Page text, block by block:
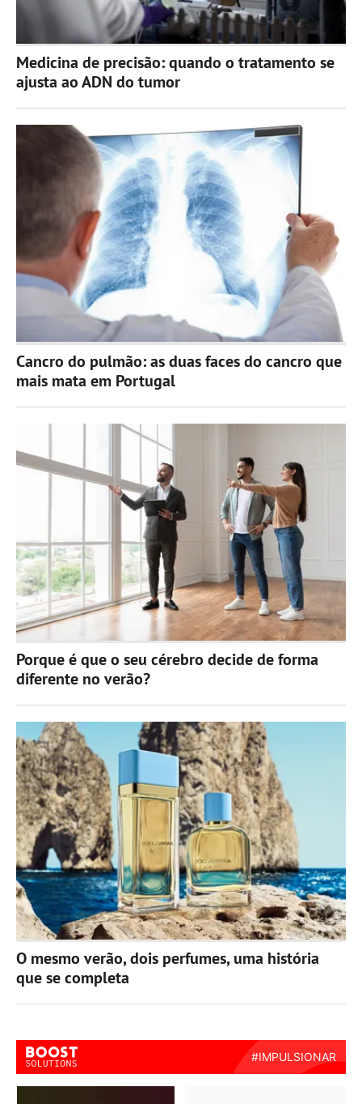
Medicina de precisão: quando o tratamento se
ajusta ao ADN do tumor
Cancro do pulmão: as duas faces do cancro que
mais mata em Portugal
Porque é que o seu cérebro decide de forma
diferente no verão?
O mesmo verão, dois perfumes, uma história
que se completa